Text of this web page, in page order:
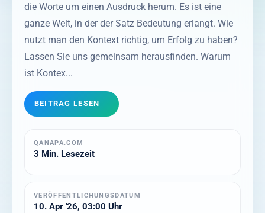
die Worte um einen Ausdruck herum. Es ist eine
ganze Welt, in der der Satz Bedeutung erlangt. Wie
nutzt man den Kontext richtig, um Erfolg zu haben?
Lassen Sie uns gemeinsam herausfinden. Warum
ist Kontex...
BEITRAG LESEN
QANAPA.COM
3 Min. Lesezeit
VERÖFFENTLICHUNGSDATUM
10. Apr '26, 03:00 Uhr